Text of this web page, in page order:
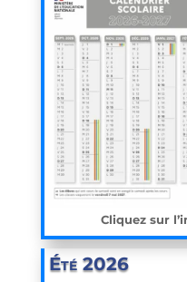
Cliquez sur
Été 2026